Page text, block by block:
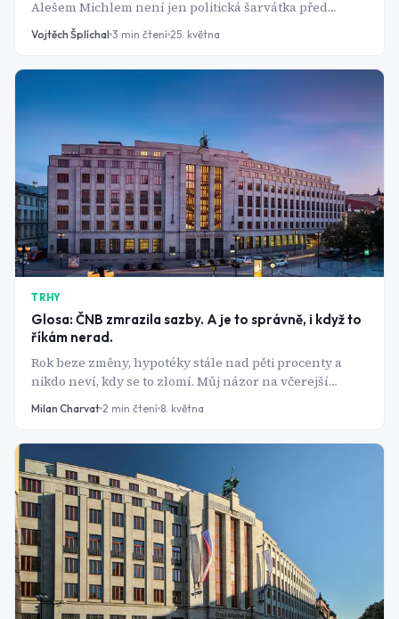
Alešem Michlem není jen politická šarvátka před
volbami. Je to střet dvou pohledů na to, k čemu vlastně
centrální banka slouží a jeden z nich je nebezpečně
Vojtěch Šplíchal 3 min čtení 25. května
TRHY
Glosa: ČNB zmrazila sazby. A je to správně, i když to
říkám nerad.
Rok beze změny, hypotéky stále nad pěti procenty a
nikdo neví, kdy se to zlomí. Můj názor na včerejší
rozhodnutí centrální banky.
Milan Charvat 2 min čtení 8. května